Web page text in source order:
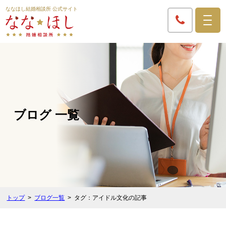
ななほし結婚相談所 公式サイト
ブログ 一覧
トップ ブログ一覧 タグ：アイドル文化の記事